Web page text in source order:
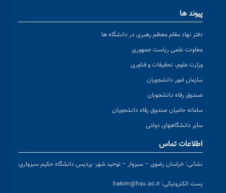
پیوند ها
دفتر نهاد مقام معظم رهبری در دانشگاه ها
معاونت علمی ریاست جمهوری
وزارت علوم، تحقیقات و فناوری
سازمان امور دانشجویان
صندوق رفاه دانشجویان
سامانه حامیان صندوق رفاه دانشجویان
سایر دانشگاههای دولتی
اطلاعات تماس
نشانی: خراسان رضوی – سبزوار – توحید شهر- پردیس دانشگاه حکیم سبزواری
پست الکترونیکی: hakim@hsu.ac.ir